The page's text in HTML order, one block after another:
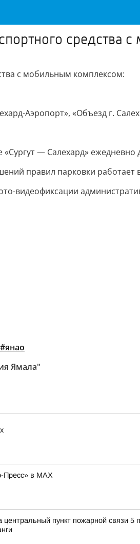
средства
с мобильным комплексом:
Аэропорт», «Объезд г.
«Сургут — Салехард»
правил парковки работает
видеофиксации
#янао
Ямала"
Пресс» в MAX
пункт пожарной связи 5